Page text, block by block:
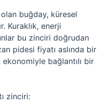
buğday, küresel
Kuraklık, enerji
bu zinciri doğrudan
pidesi fiyatı aslında bir
bağlantılı bir
zinciri: